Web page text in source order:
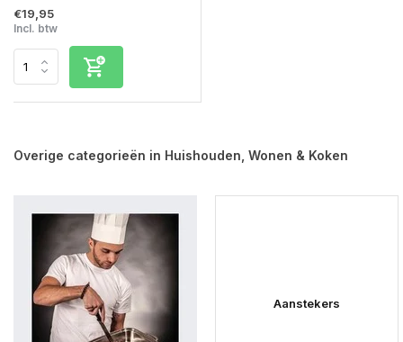
€19,95
Incl. btw
Overige categorieën in Huishouden, Wonen & Koken
Aanstekers